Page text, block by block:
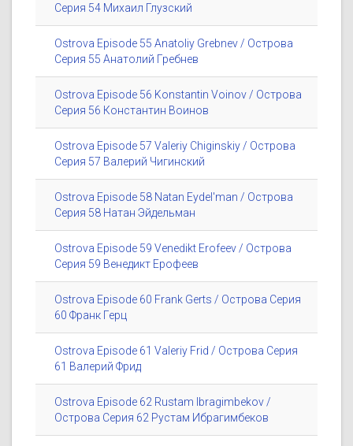
Серия 54 Михаил Глузский
Ostrova Episode 55 Anatoliy Grebnev / Острова
Серия 55 Анатолий Гребнев
Ostrova Episode 56 Konstantin Voinov / Острова
Серия 56 Константин Воинов
Ostrova Episode 57 Valeriy Chiginskiy / Острова
Серия 57 Валерий Чигинский
Ostrova Episode 58 Natan Eydel'man / Острова
Серия 58 Натан Эйдельман
Ostrova Episode 59 Venedikt Erofeev / Острова
Серия 59 Венедикт Ерофеев
Ostrova Episode 60 Frank Gerts / Острова Серия
60 Франк Герц
Ostrova Episode 61 Valeriy Frid / Острова Серия
61 Валерий Фрид
Ostrova Episode 62 Rustam Ibragimbekov /
Острова Серия 62 Рустам Ибрагимбеков